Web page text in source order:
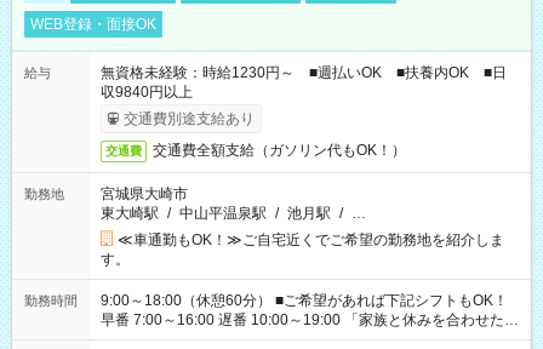
WEB登録・面接OK
給与
無資格未経験：時給1230円～ ■週払いOK ■扶養内OK ■日
収9840円以上
交通費別途支給あり
交通費 交通費全額支給（ガソリン代もOK！）
勤務地
宮城県大崎市
東大崎駅 / 中山平温泉駅 / 池月駅 / …
≪車通勤もOK！≫ご自宅近くでご希望の勤務地を紹介しま
す。
勤務時間
9:00～18:00（休憩60分） ■ご希望があれば下記シフトもOK！
早番 7:00～16:00 遅番 10:00～19:00 「家族と休みを合わせた
い」 「余裕を持って夕飯の準備がしたい」 「できれば残業はし